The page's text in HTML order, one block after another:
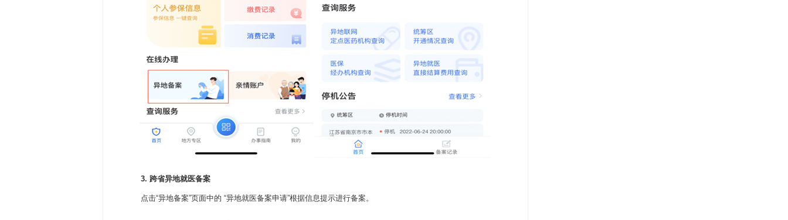
3. 跨省异地就医备案
点击“异地备案”页面中的 “异地就医备案申请”根据信息提示进行备案。